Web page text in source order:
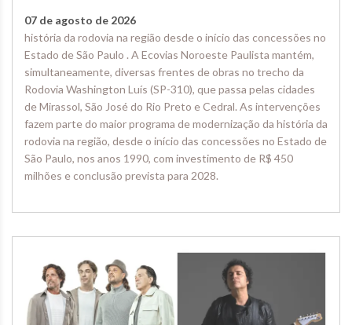
07 de agosto de 2026
história da rodovia na região desde o início das concessões no
Estado de São Paulo . A Ecovias Noroeste Paulista mantém,
simultaneamente, diversas frentes de obras no trecho da
Rodovia Washington Luís (SP-310), que passa pelas cidades
de Mirassol, São José do Rio Preto e Cedral. As intervenções
fazem parte do maior programa de modernização da história da
rodovia na região, desde o início das concessões no Estado de
São Paulo, nos anos 1990, com investimento de R$ 450
milhões e conclusão prevista para 2028.